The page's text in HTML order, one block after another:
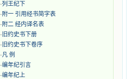
·列王纪下
· 附一 引用经书简字表
· 附二 经内译名表
· 旧约史书下册
· 旧约史书下卷序
·凡 例
·编年纪引言
·编年纪上